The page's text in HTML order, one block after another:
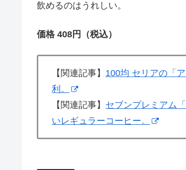
飲めるのはうれしい。
価格 408円（税込）
【関連記事】 100均 セリアの「
利。
【関連記事】 セブンプレミアム
いレギュラーコーヒー。